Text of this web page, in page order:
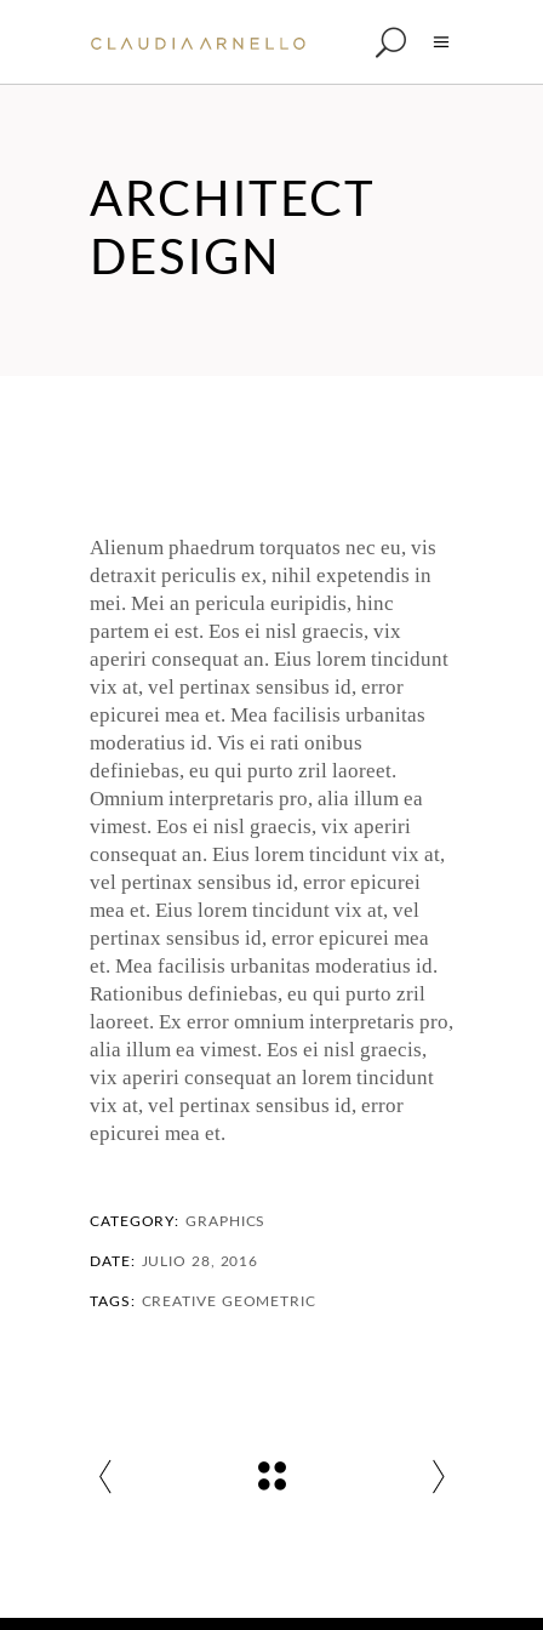
ARCHITECT
DESIGN
Alienum phaedrum torquatos nec eu, vis
detraxit periculis ex, nihil expetendis in
mei. Mei an pericula euripidis, hinc
partem ei est. Eos ei nisl graecis, vix
aperiri consequat an. Eius lorem tincidunt
vix at, vel pertinax sensibus id, error
epicurei mea et. Mea facilisis urbanitas
moderatius id. Vis ei rati onibus
definiebas, eu qui purto zril laoreet.
Omnium interpretaris pro, alia illum ea
vimest. Eos ei nisl graecis, vix aperiri
consequat an. Eius lorem tincidunt vix at,
vel pertinax sensibus id, error epicurei
mea et. Eius lorem tincidunt vix at, vel
pertinax sensibus id, error epicurei mea
et. Mea facilisis urbanitas moderatius id.
Rationibus definiebas, eu qui purto zril
laoreet. Ex error omnium interpretaris pro,
alia illum ea vimest. Eos ei nisl graecis,
vix aperiri consequat an lorem tincidunt
vix at, vel pertinax sensibus id, error
epicurei mea et.
CATEGORY: GRAPHICS
DATE: JULIO 28, 2016
TAGS: CREATIVE GEOMETRIC